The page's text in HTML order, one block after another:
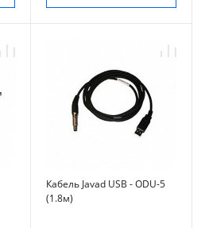
Кабель Javad USB - ODU-5
(1.8м)